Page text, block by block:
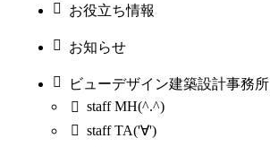
お役立ち情報
お知らせ
ビューデザイン建築設計事務所
staff MH(^.^)
staff TA('∀')